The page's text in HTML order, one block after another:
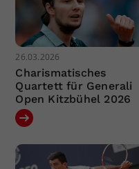
26.03.2026
Charismatisches
Quartett für Generali
Open Kitzbühel 2026